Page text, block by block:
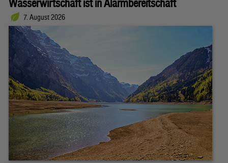
Wasserwirtschaft ist in Alarmbereitschaft
7. August 2026